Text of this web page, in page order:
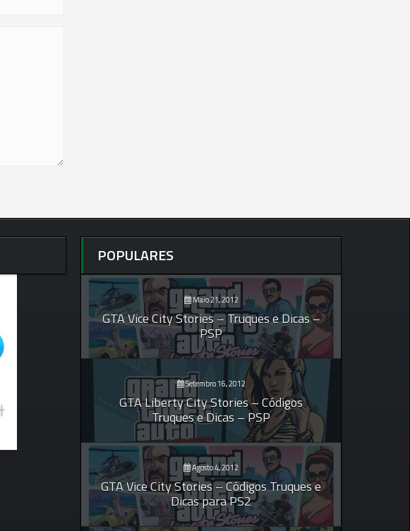
POPULARES
Maio 21, 2012
GTA Vice City Stories – Truques e Dicas –
PSP
Setembro 16, 2012
GTA Liberty City Stories – Códigos
Truques e Dicas – PSP
Agosto 4, 2012
GTA Vice City Stories – Códigos Truques e
Dicas para PS2